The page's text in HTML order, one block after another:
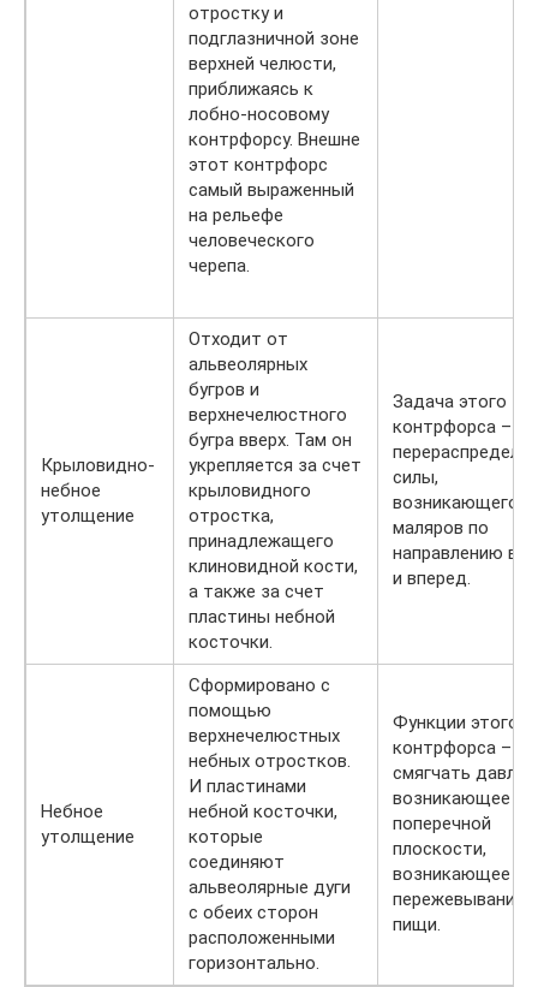
отростку и
подглазничной зоне
верхней челюсти,
приближаясь к
лобно-носовому
контрфорсу. Внешне
этот контрфорс
самый выраженный
на рельефе
человеческого
черепа.
Крыловидно-
небное
утолщение
Отходит от
альвеолярных
бугров и
верхнечелюстного
бугра вверх. Там он
укрепляется за счет
крыловидного
отростка,
принадлежащего
клиновидной кости,
а также за счет
пластины небной
косточки.
Задача этого
контрфорса –
силы,
возникающего
маляров по
направлению
и вперед.
Небное
утолщение
Сформировано с
помощью
верхнечелюстных
небных отростков.
И пластинами
небной косточки,
которые
соединяют
альвеолярные дуги
с обеих сторон
расположенными
горизонтально.
Функции этого
контрфорса –
смягчать
возникающее в
поперечной
плоскости,
возникающее
пережевывании
пищи.